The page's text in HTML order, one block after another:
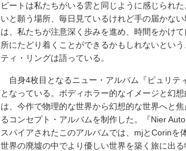
ビートは私たちがいる雲と同じように感じられ
いと願う場所、毎日見ているけれど手の届かな
は、私たちが注意深く歩みを進め、時間をかけ
所にたどり着くことができるかもしれないとい
ティ・リングは語っている。
自身4枚目となるニュー・アルバム『ピュリテ
となっている。ボディホラー的なイメージと幻
は、今作で物理的な世界から幻想的な世界へと
るコンセプト・アルバムを制作した。『Nier
スパイアされたこのアルバムでは、mjとCorinを
世界の廃墟の中でより優しい世界を築く旅に出る